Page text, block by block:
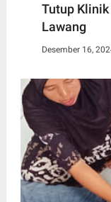
Tutup
Lawang
Desember 16,